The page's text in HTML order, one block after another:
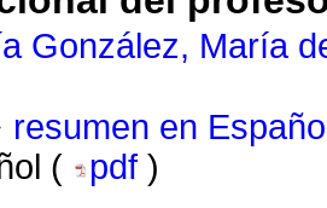
González, María
resumen en
(
pdf )